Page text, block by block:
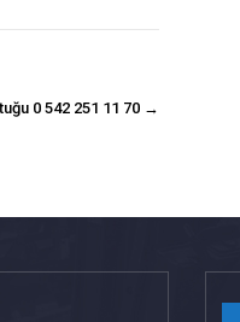
0 542 251 11 70 →